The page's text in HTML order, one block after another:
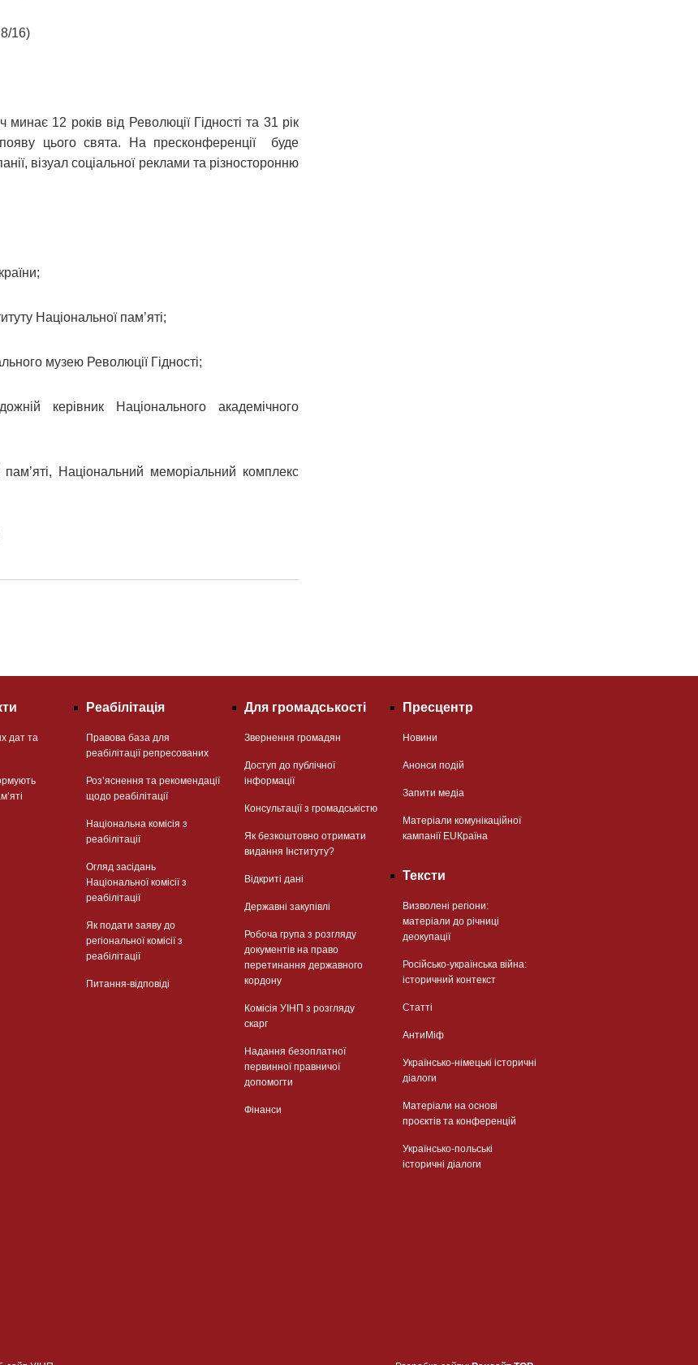
16)
12 років від Революції Гідності та 31 рік
цього свята. На пресконференції буде
візуал соціальної реклами та різносторонню
Національної пам’яті;
музею Революції Гідності;
керівник Національного академічного
пам’яті, Національний меморіальний комплекс
дат та
Реабілітація
Правова база для
реабілітації репресованих
Розʼяснення та рекомендації
щодо реабілітації
Національна комісія з
реабілітації
Огляд засідань
Національної комісії з
реабілітації
Як подати заяву до
регіональної комісії з
реабілітації
Питання-відповіді
Для громадськості
Звернення громадян
Доступ до публічної
інформації
Консультації з громадськістю
Як безкоштовно отримати
видання Інституту?
Відкриті дані
Державні закупівлі
Робоча група з розгляду
документів на право
перетинання державного
кордону
Комісія УІНП з розгляду
скарг
Надання безоплатної
первинної правничої
допомогти
Фінанси
Пресцентр
Новини
Анонси подій
Запити медіа
Матеріали комунікаційної
кампанії EUКраїна
Тексти
Визволені регіони:
матеріали до річниці
деокупації
Російсько-українська війна:
історичний контекст
Статті
АнтиМіф
Українсько-німецькі історичні
діалоги
Матеріали на основі
проєктів та конференцій
Українсько-польські
історичні діалоги